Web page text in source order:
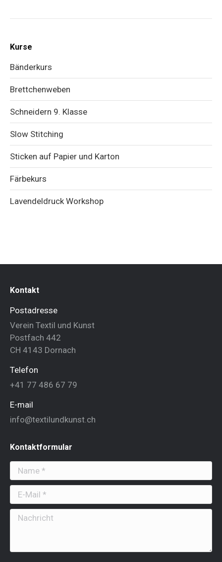
Kurse
Bänderkurs
Brettchenweben
Schneidern 9. Klasse
Slow Stitching
Sticken auf Papier und Karton
Färbekurs
Lavendeldruck Workshop
Kontakt
Postadresse
Verein Textil und Kunst
Postfach 442
CH 4143 Dornach
Telefon
+41 77 486 67 79
E-mail
info@textilundkunst.ch
Kontaktformular
Name *
E-Mail *
Nachricht